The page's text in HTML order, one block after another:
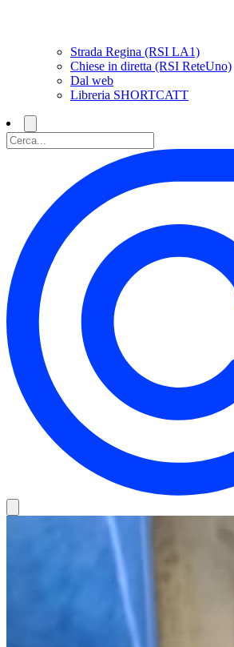
Strada Regina (RSI LA1)
Chiese in diretta (RSI ReteUno)
Dal web
Libreria SHORTCATT